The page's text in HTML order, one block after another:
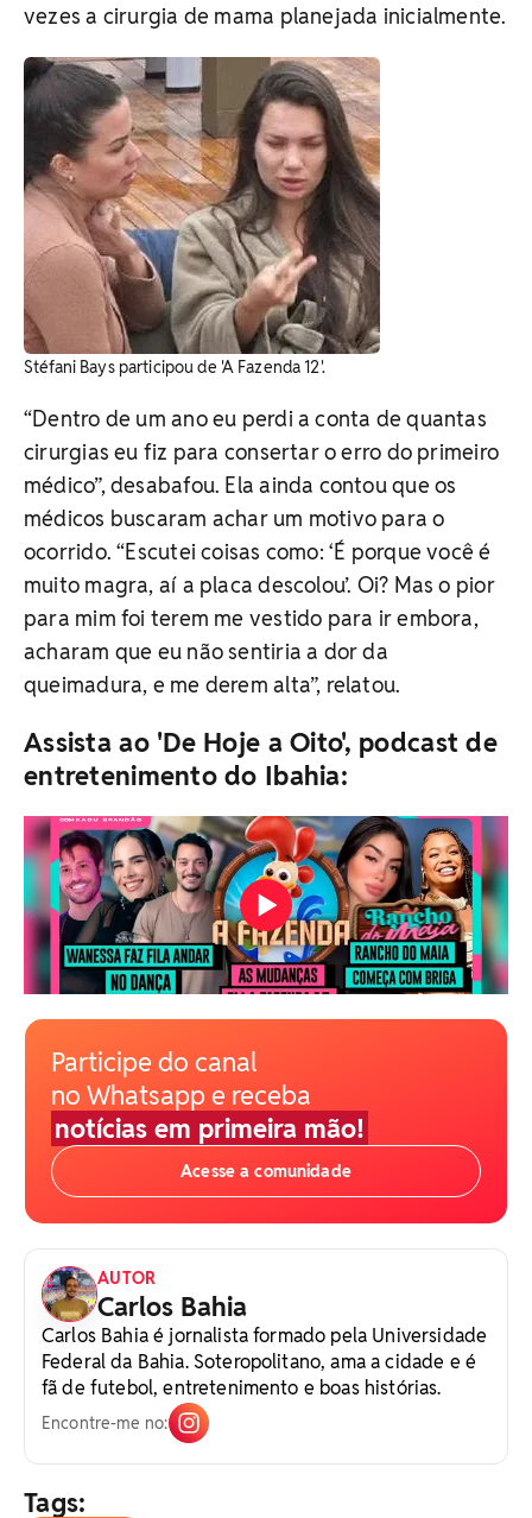
vezes a cirurgia de mama planejada inicialmente.
Stéfani Bays participou de 'A Fazenda 12'.
“Dentro de um ano eu perdi a conta de quantas
cirurgias eu fiz para consertar o erro do primeiro
médico”, desabafou. Ela ainda contou que os
médicos buscaram achar um motivo para o
ocorrido. “Escutei coisas como: ‘É porque você é
muito magra, aí a placa descolou’. Oi? Mas o pior
para mim foi terem me vestido para ir embora,
acharam que eu não sentiria a dor da
queimadura, e me derem alta”, relatou.
Assista ao 'De Hoje a Oito', podcast de
entretenimento do Ibahia:
Participe do canal
no Whatsapp e receba
notícias em primeira mão!
Acesse a comunidade
AUTOR
Carlos Bahia
Carlos Bahia é jornalista formado pela Universidade
Federal da Bahia. Soteropolitano, ama a cidade e é
fã de futebol, entretenimento e boas histórias.
Encontre-me no:
Tags: